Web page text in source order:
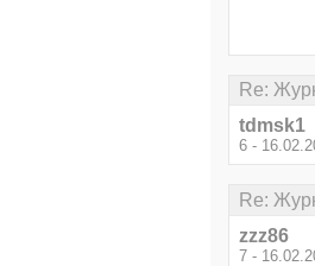
Re:
tdmsk1
6 -
Re:
zzz86
7 -